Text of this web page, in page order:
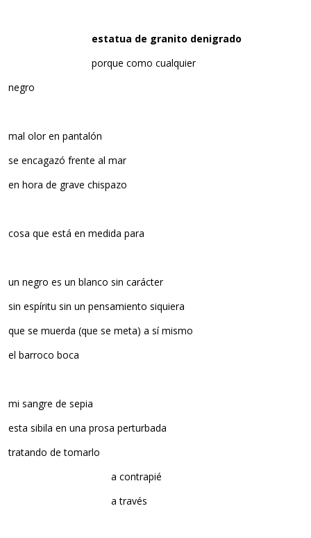
estatua de granito denigrado
porque como cualquier
negro
mal olor en pantalón
se encagazó frente al mar
en hora de grave chispazo
cosa que está en medida para
un negro es un blanco sin carácter
sin espíritu sin un pensamiento siquiera
que se muerda (que se meta) a sí mismo
el barroco boca
mi sangre de sepia
esta sibila en una prosa perturbada
tratando de tomarlo
a contrapié
a través